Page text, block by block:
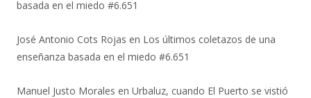
basada en el miedo #6.651
José Antonio Cots Rojas en Los últimos coletazos de una
enseñanza basada en el miedo #6.651
Manuel Justo Morales en Urbaluz, cuando El Puerto se vistió